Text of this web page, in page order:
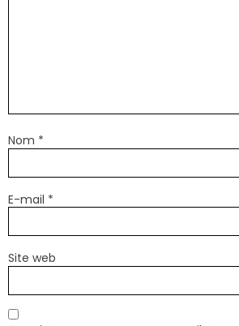
Nom *
E-mail *
Site web